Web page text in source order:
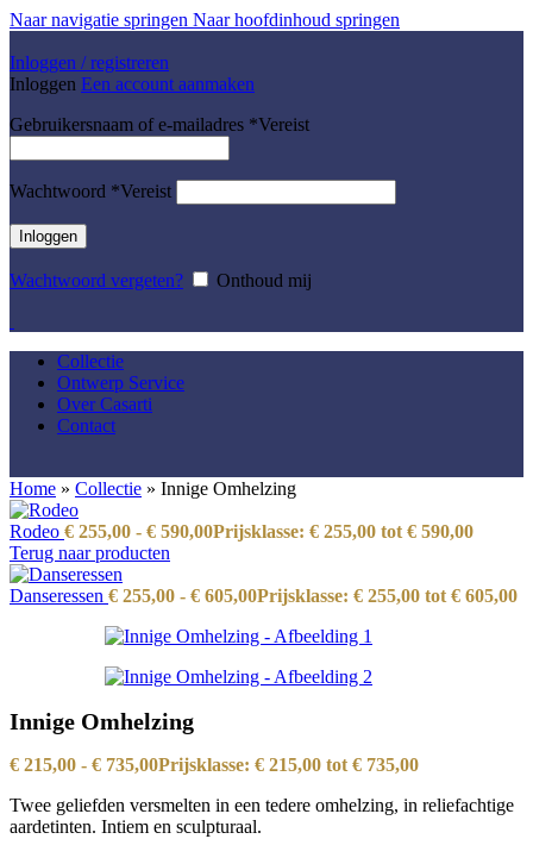
Naar navigatie springen Naar hoofdinhoud springen
Inloggen / registreren
Inloggen Een account aanmaken
Gebruikersnaam of e-mailadres *Vereist
Wachtwoord *Vereist
Inloggen
Wachtwoord vergeten? Onthoud mij
Collectie
Ontwerp Service
Over Casarti
Contact
Home » Collectie » Innige Omhelzing
Rodeo € 255,00 - € 590,00Prijsklasse: € 255,00 tot € 590,00
Terug naar producten
Danseressen € 255,00 - € 605,00Prijsklasse: € 255,00 tot € 605,00
Innige Omhelzing
€ 215,00 - € 735,00Prijsklasse: € 215,00 tot € 735,00
Twee geliefden versmelten in een tedere omhelzing, in reliefachtige
aardetinten. Intiem en sculpturaal.